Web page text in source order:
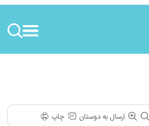
ارسال به دوستان چاپ